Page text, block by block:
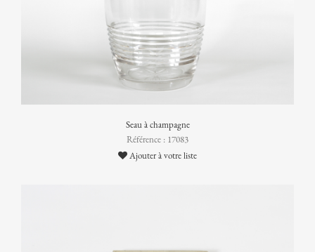
Seau à champagne
Référence : 17083
Ajouter à votre liste